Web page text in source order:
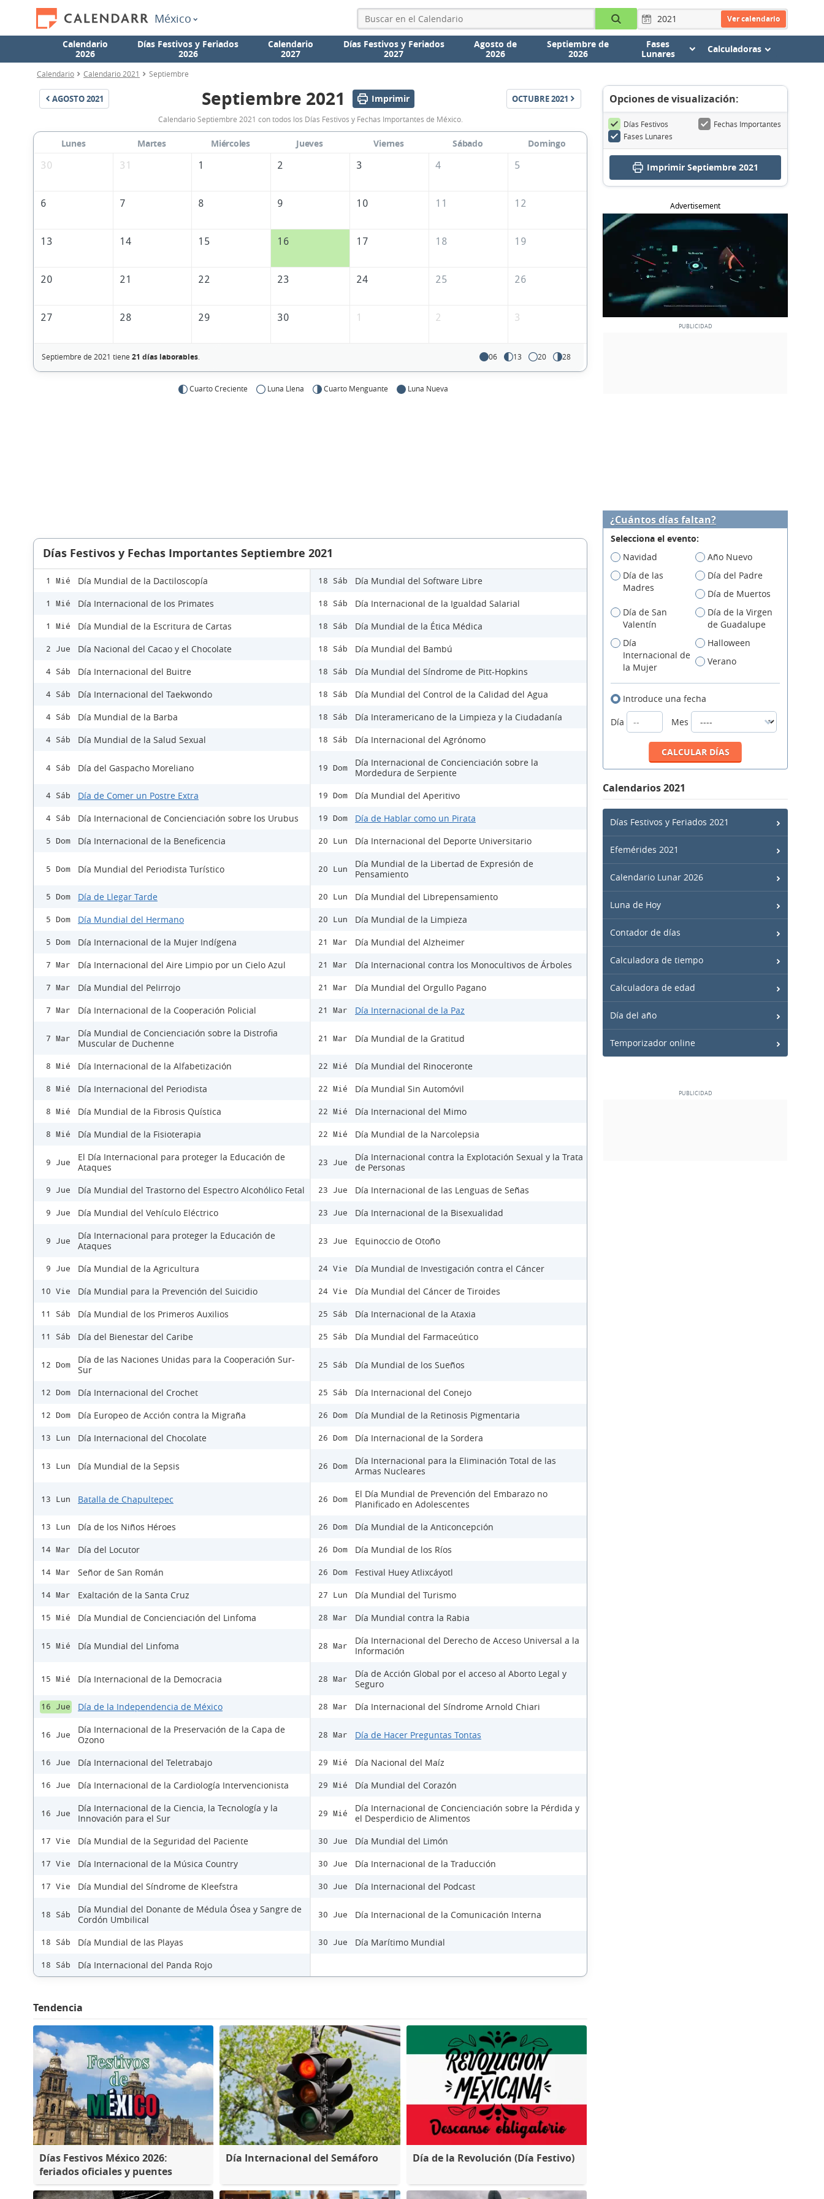
México Ver calendario
Calendario
2026
Días Festivos y Feriados
2026
Calendario
2027
Días Festivos y Feriados
2027
Agosto de
2026
Septiembre de
2026
Fases
Lunares
Calculadoras
Calendario Calendario 2021 Septiembre
AGOSTO2021
Calendario
Septiembre
2021
México
Septiembre 2021 Imprimir OCTUBRE2021
Calendario Septiembre 2021 con todos los Días Festivos y Fechas Importantes de México.
Lunes Martes Miércoles Jueves Viernes Sábado
Domingo
30
31 1 2 3 4 5
6 7 8 9 10 11 12
13 14 15 16 17 18 19
20 21 22 23 24 25 26
27 28 29 30 1 2 3
Septiembre de 2021 tiene 21 días laborables. 06 13 20 28
Cuarto Creciente Luna Llena Cuarto Menguante Luna Nueva
Opciones de visualización:
Días Festivos
Fechas Importantes
Fases Lunares
Imprimir Septiembre 2021
Advertisement
Días Festivos y Fechas Importantes Septiembre 2021
1 Mié Día Mundial de la Dactiloscopía
1 Mié Día Internacional de los Primates
1 Mié Día Mundial de la Escritura de Cartas
2 Jue Día Nacional del Cacao y el Chocolate
4 Sáb Día Internacional del Buitre
4 Sáb Día Internacional del Taekwondo
4 Sáb Día Mundial de la Barba
4 Sáb Día Mundial de la Salud Sexual
4 Sáb Día del Gaspacho Moreliano
4 Sáb Día de Comer un Postre Extra
4 Sáb Día Internacional de Concienciación sobre los Urubus
5 Dom Día Internacional de la Beneficencia
5 Dom Día Mundial del Periodista Turístico
5 Dom Día de Llegar Tarde
5 Dom Día Mundial del Hermano
5 Dom Día Internacional de la Mujer Indígena
7 Mar Día Internacional del Aire Limpio por un Cielo Azul
7 Mar Día Mundial del Pelirrojo
7 Mar Día Internacional de la Cooperación Policial
7 Mar
Día Mundial de Concienciación sobre la Distrofia
Muscular de Duchenne
8 Mié Día Internacional de la Alfabetización
8 Mié Día Internacional del Periodista
8 Mié Día Mundial de la Fibrosis Quística
8 Mié Día Mundial de la Fisioterapia
9 Jue
El Día Internacional para proteger la Educación de
Ataques
9 Jue Día Mundial del Trastorno del Espectro Alcohólico Fetal
9 Jue Día Mundial del Vehículo Eléctrico
9 Jue
Día Internacional para proteger la Educación de
Ataques
9 Jue Día Mundial de la Agricultura
10 Vie Día Mundial para la Prevención del Suicidio
11 Sáb Día Mundial de los Primeros Auxilios
11 Sáb Día del Bienestar del Caribe
12 Dom
Día de las Naciones Unidas para la Cooperación Sur-
Sur
12 Dom Día Internacional del Crochet
12 Dom Día Europeo de Acción contra la Migraña
13 Lun Día Internacional del Chocolate
13 Lun Día Mundial de la Sepsis
13 Lun Batalla de Chapultepec
13 Lun Día de los Niños Héroes
14 Mar Día del Locutor
14 Mar Señor de San Román
14 Mar Exaltación de la Santa Cruz
15 Mié Día Mundial de Concienciación del Linfoma
15 Mié Día Mundial del Linfoma
15 Mié Día Internacional de la Democracia
16 Jue Día de la Independencia de México
16 Jue
Día Internacional de la Preservación de la Capa de
Ozono
16 Jue Día Internacional del Teletrabajo
16 Jue Día Internacional de la Cardiología Intervencionista
16 Jue
Día Internacional de la Ciencia, la Tecnología y la
Innovación para el Sur
17 Vie Día Mundial de la Seguridad del Paciente
17 Vie Día Internacional de la Música Country
17 Vie Día Mundial del Síndrome de Kleefstra
18 Sáb
Día Mundial del Donante de Médula Ósea y Sangre de
Cordón Umbilical
18 Sáb Día Mundial de las Playas
18 Sáb Día Internacional del Panda Rojo
18 Sáb Día Mundial del Software Libre
18 Sáb Día Internacional de la Igualdad Salarial
18 Sáb Día Mundial de la Ética Médica
18 Sáb Día Mundial del Bambú
18 Sáb Día Mundial del Síndrome de Pitt-Hopkins
18 Sáb Día Mundial del Control de la Calidad del Agua
18 Sáb Día Interamericano de la Limpieza y la Ciudadanía
18 Sáb Día Internacional del Agrónomo
19 Dom
Día Internacional de Concienciación sobre la
Mordedura de Serpiente
19 Dom Día Mundial del Aperitivo
19 Dom Día de Hablar como un Pirata
20 Lun Día Internacional del Deporte Universitario
20 Lun
Día Mundial de la Libertad de Expresión de
Pensamiento
20 Lun Día Mundial del Librepensamiento
20 Lun Día Mundial de la Limpieza
21 Mar Día Mundial del Alzheimer
21 Mar Día Internacional contra los Monocultivos de Árboles
21 Mar Día Mundial del Orgullo Pagano
21 Mar Día Internacional de la Paz
21 Mar Día Mundial de la Gratitud
22 Mié Día Mundial del Rinoceronte
22 Mié Día Mundial Sin Automóvil
22 Mié Día Internacional del Mimo
22 Mié Día Mundial de la Narcolepsia
23 Jue
Día Internacional contra la Explotación Sexual y la Trata
de Personas
23 Jue Día Internacional de las Lenguas de Señas
23 Jue Día Internacional de la Bisexualidad
23 Jue Equinoccio de Otoño
24 Vie Día Mundial de Investigación contra el Cáncer
24 Vie Día Mundial del Cáncer de Tiroides
25 Sáb Día Internacional de la Ataxia
25 Sáb Día Mundial del Farmaceútico
25 Sáb Día Mundial de los Sueños
25 Sáb Día Internacional del Conejo
26 Dom Día Mundial de la Retinosis Pigmentaria
26 Dom Día Internacional de la Sordera
26 Dom
Día Internacional para la Eliminación Total de las
Armas Nucleares
26 Dom
El Día Mundial de Prevención del Embarazo no
Planificado en Adolescentes
26 Dom Día Mundial de la Anticoncepción
26 Dom Día Mundial de los Ríos
26 Dom Festival Huey Atlixcáyotl
27 Lun Día Mundial del Turismo
28 Mar Día Mundial contra la Rabia
28 Mar
Día Internacional del Derecho de Acceso Universal a la
Información
28 Mar
Día de Acción Global por el acceso al Aborto Legal y
Seguro
28 Mar Día Internacional del Síndrome Arnold Chiari
28 Mar Día de Hacer Preguntas Tontas
29 Mié Día Nacional del Maíz
29 Mié Día Mundial del Corazón
29 Mié
Día Internacional de Concienciación sobre la Pérdida y
el Desperdicio de Alimentos
30 Jue Día Mundial del Limón
30 Jue Día Internacional de la Traducción
30 Jue Día Internacional del Podcast
30 Jue Día Internacional de la Comunicación Interna
30 Jue Día Marítimo Mundial
Tendencia
Días Festivos México 2026:
feriados oficiales y puentes
Día Internacional del Semáforo Día de la Revolución (Día Festivo)
¿Cuántos días faltan?
Selecciona el evento:
Navidad
Año Nuevo
Día de las
Madres
Día del Padre
Día de Muertos
Día de San
Valentín
Día de la Virgen
de Guadalupe
Día
Internacional de
la Mujer
Halloween
Verano
Introduce una fecha
Día
Mes
Calendarios 2021
Días Festivos y Feriados 2021
Efemérides 2021
Calendario Lunar 2026
Luna de Hoy
Contador de días
Calculadora de tiempo
Calculadora de edad
Día del año
Temporizador online